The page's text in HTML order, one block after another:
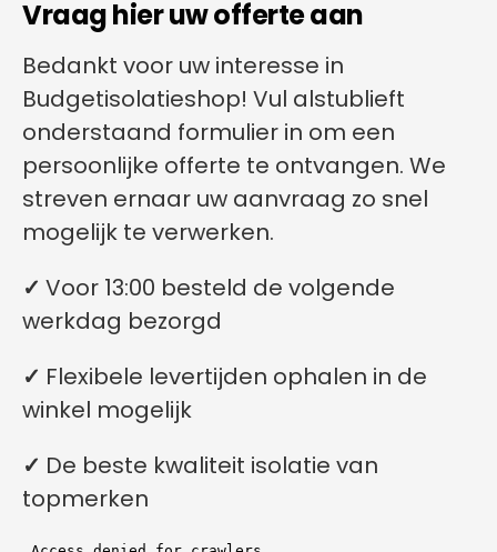
Vraag hier uw offerte aan
Bedankt voor uw interesse in
Budgetisolatieshop! Vul alstublieft
onderstaand formulier in om een
persoonlijke offerte te ontvangen. We
streven ernaar uw aanvraag zo snel
mogelijk te verwerken.
✓ Voor 13:00 besteld de volgende
werkdag bezorgd
✓ Flexibele levertijden ophalen in de
winkel mogelijk
✓ De beste kwaliteit isolatie van
topmerken